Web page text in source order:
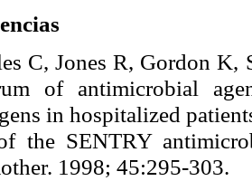
C, Jones R, Gordon
of antimicrobial
in hospitalized
the SENTRY
1998; 45:295-303.